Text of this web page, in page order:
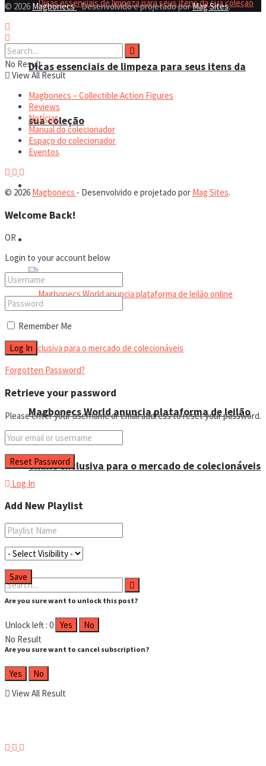
Dicas essenciais de limpeza para seus itens da
sua coleção
Magbonecs World anuncia plataforma de leilão
online exclusiva para o mercado de colecionáveis
No Result
View All Result
© 2026 Magbonecs- Desenvolvido e projetado porMag Sites.
No Result
View All Result
Magbonecs – Collectible Action Figures
Reviews
Notícias
Manual do colecionador
Espaço do colecionador
Eventos
© 2026 Magbonecs - Desenvolvido e projetado por Mag Sites.
Welcome Back!
OR
Login to your account below
Remember Me
Forgotten Password?
Retrieve your password
Please enter your username or email address to reset your password.
Log In
Add New Playlist
Are you sure want to unlock this post?
Unlock left : 0 Yes No
Are you sure want to cancel subscription?
Yes No